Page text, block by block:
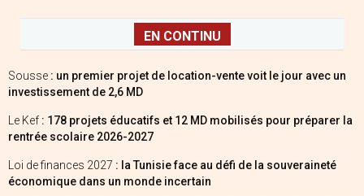
EN CONTINU
Sousse : un premier projet de location-vente voit le jour avec un
investissement de 2,6 MD
Le Kef : 178 projets éducatifs et 12 MD mobilisés pour préparer la
rentrée scolaire 2026-2027
Loi de finances 2027 : la Tunisie face au défi de la souveraineté
économique dans un monde incertain